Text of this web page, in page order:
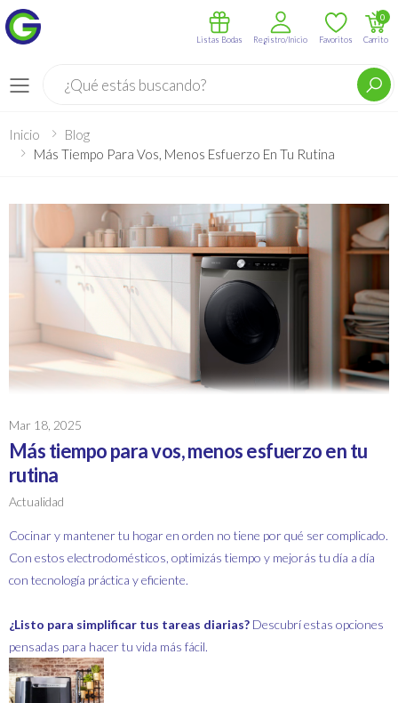
Menú
Listas Bodas Registro/Inicio Favoritos Carrito
0
Inicio
Blog
Más Tiempo Para Vos, Menos Esfuerzo En Tu Rutina
Mar 18, 2025
Más tiempo para vos, menos esfuerzo en tu
rutina
Actualidad
Cocinar y mantener tu hogar en orden no tiene por qué ser complicado.
Con estos electrodomésticos, optimizás tiempo y mejorás tu día a día
con tecnología práctica y eficiente.
¿Listo para simplificar tus tareas diarias? Descubrí estas opciones
pensadas para hacer tu vida más fácil.